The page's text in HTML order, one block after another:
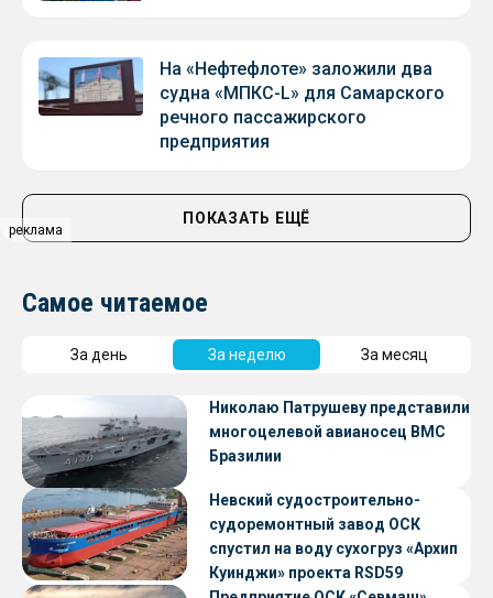
реклама
На «Нефтефлоте» заложили два
судна «МПКС-L» для Самарского
речного пассажирского
предприятия
ПОКАЗАТЬ ЕЩЁ
Самое читаемое
За день За неделю За месяц
Николаю Патрушеву представили
многоцелевой авианосец ВМС
Бразилии
Невский судостроительно-
судоремонтный завод ОСК
спустил на воду сухогруз «Архип
Куинджи» проекта RSD59